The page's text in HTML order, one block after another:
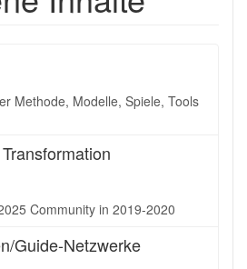
Methode, Modelle, Spiele, Tools
Community in 2019-2020
Guide-Netzwerke